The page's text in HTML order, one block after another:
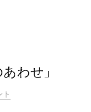
わせ」